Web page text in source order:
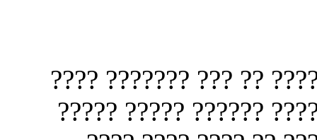
??? ?????? ?? ???
???? ????? ???? ??